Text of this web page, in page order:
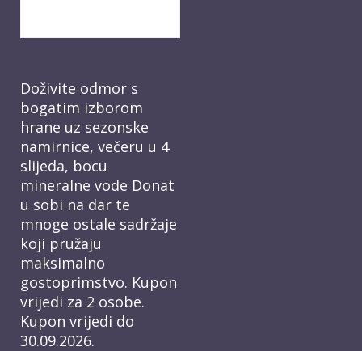
Doživite odmor s
bogatim izborom
hrane uz sezonske
namirnice, večeru u 4
slijeda, bocu
mineralne vode Donat
u sobi na dar te
mnoge ostale sadržaje
koji pružaju
maksimalno
gostoprimstvo. Kupon
vrijedi za 2 osobe.
Kupon vrijedi do
30.09.2026.